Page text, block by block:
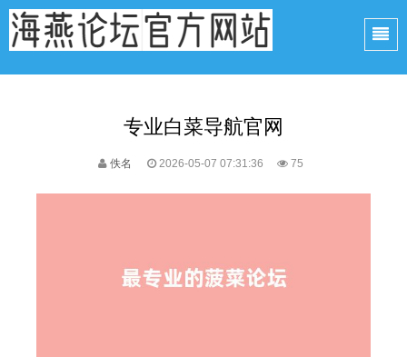
专业白菜导航官网
佚名 2026-05-07 07:31:36 75